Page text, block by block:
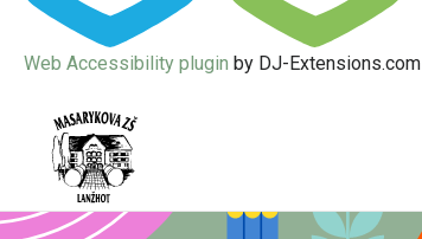
Web Accessibility plugin by DJ-Extensions.com